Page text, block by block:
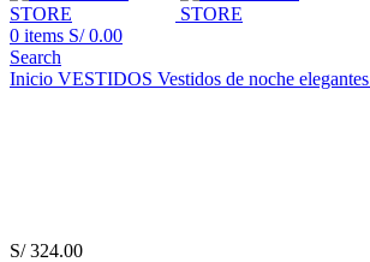
0 items S/0.00
Search
Inicio VESTIDOS Vestidos de noche elegantes
S/324.00